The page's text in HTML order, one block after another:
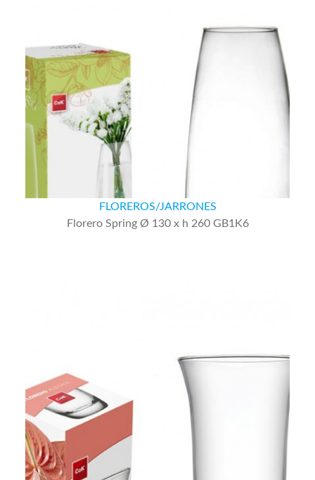
FLOREROS/JARRONES
Florero Spring Ø 130 x h 260 GB1K6